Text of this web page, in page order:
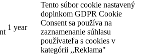
1 year
Tento súbor cookie nastavený
doplnkom GDPR Cookie
Consent sa používa na
zaznamenanie súhlasu
používateľa s cookies v
kategórii ,,Reklama"